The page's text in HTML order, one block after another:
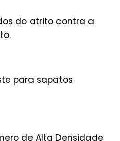
do atrito contra a
para sapatos
de Alta Densidade